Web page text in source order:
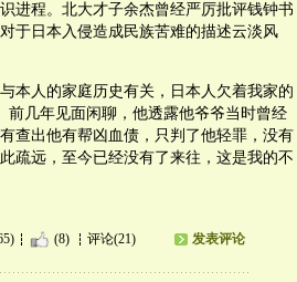
进程。北大才子余杰曾经严厉批评钱钟书
于日本入侵造成民族苦难的描述云淡风
本人的家庭历史有关，日本人欠着我家的
前几年见面闲聊，他透露他爷爷当时曾经
查出他有帮凶血债，只判了他轻罪，没有
疏远，至今已经没有了来往，这是我的不
(8) 评论(21) 发表评论